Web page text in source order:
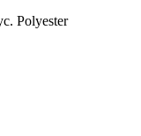
Polyester